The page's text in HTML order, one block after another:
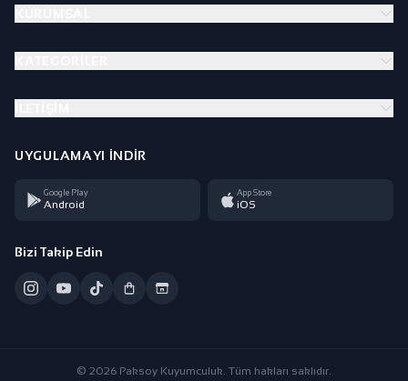
UYGULAMAYI İNDIR
Google Play
Android
App Store
iOS
Bizi Takip Edin
© 2026 Paksoy Kuyumculuk. Tüm hakları saklıdır.